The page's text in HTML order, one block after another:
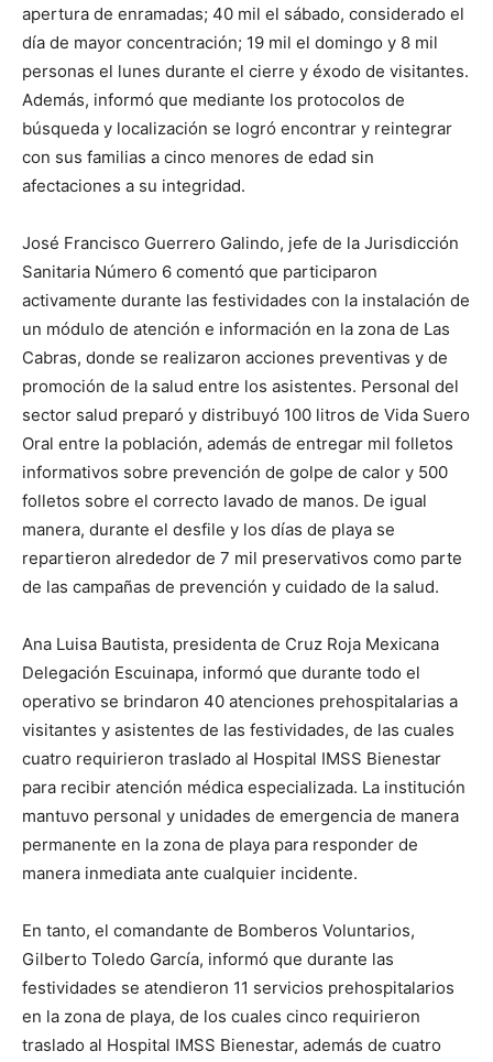
apertura de enramadas; 40 mil el sábado, considerado el
día de mayor concentración; 19 mil el domingo y 8 mil
personas el lunes durante el cierre y éxodo de visitantes.
Además, informó que mediante los protocolos de
búsqueda y localización se logró encontrar y reintegrar
con sus familias a cinco menores de edad sin
afectaciones a su integridad.
José Francisco Guerrero Galindo, jefe de la Jurisdicción
Sanitaria Número 6 comentó que participaron
activamente durante las festividades con la instalación de
un módulo de atención e información en la zona de Las
Cabras, donde se realizaron acciones preventivas y de
promoción de la salud entre los asistentes. Personal del
sector salud preparó y distribuyó 100 litros de Vida Suero
Oral entre la población, además de entregar mil folletos
informativos sobre prevención de golpe de calor y 500
folletos sobre el correcto lavado de manos. De igual
manera, durante el desfile y los días de playa se
repartieron alrededor de 7 mil preservativos como parte
de las campañas de prevención y cuidado de la salud.
Ana Luisa Bautista, presidenta de Cruz Roja Mexicana
Delegación Escuinapa, informó que durante todo el
operativo se brindaron 40 atenciones prehospitalarias a
visitantes y asistentes de las festividades, de las cuales
cuatro requirieron traslado al Hospital IMSS Bienestar
para recibir atención médica especializada. La institución
mantuvo personal y unidades de emergencia de manera
permanente en la zona de playa para responder de
manera inmediata ante cualquier incidente.
En tanto, el comandante de Bomberos Voluntarios,
Gilberto Toledo García, informó que durante las
festividades se atendieron 11 servicios prehospitalarios
en la zona de playa, de los cuales cinco requirieron
traslado al Hospital IMSS Bienestar, además de cuatro